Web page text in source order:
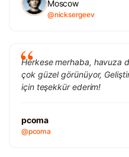
Moscow
@nicksergeev
Herkese merhaba, havuza
çok güzel görünüyor,
için teşekkür ederim!
pcoma
@pcoma